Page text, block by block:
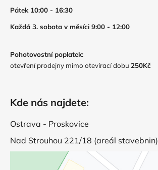
Pátek 10:00 - 16:30
Každá 3. sobota v měsíci 9:00 - 12:00
Pohotovostní poplatek:
otevření prodejny mimo otevírací dobu 250Kč
Kde nás najdete:
Ostrava - Proskovice
Nad Strouhou 221/18 (areál stavebnin)